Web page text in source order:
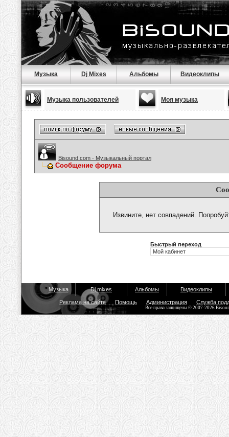
Музыка Dj Mixes Альбомы Видеоклипы
Музыка пользователей Моя музыка
Bisound.com - Музыкальный портал
Сообщение форума
Извините, нет совпадений.
Быстрый переход
Музыка Dj mixes Альбомы Видеоклипы
Реклама на сайте Помощь Администрация Служба
Все права защищены © 2007-2026